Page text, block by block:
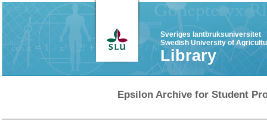
Sveriges lantbruksuniversitet
Swedish University of
Library
Epsilon Archive for Student